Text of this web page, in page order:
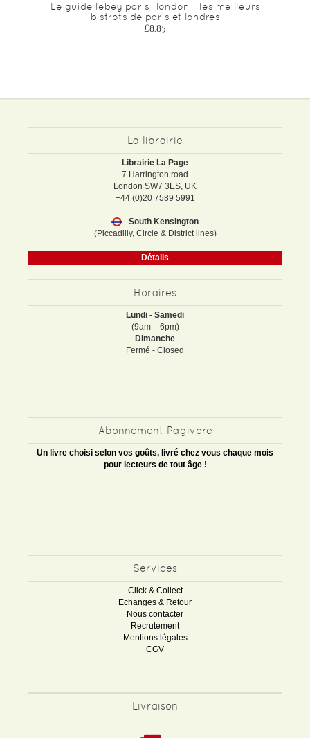
Le guide lebey paris -london - les meilleurs
bistrots de paris et londres
£8.85
La librairie
Librairie La Page
7 Harrington road
London SW7 3ES, UK
+44 (0)20 7589 5991
South Kensington
(Piccadilly, Circle & District lines)
Détails
Horaires
Lundi - Samedi
(9am – 6pm)
Dimanche
Fermé - Closed
Abonnement Pagivore
Un livre choisi selon vos goûts, livré chez vous chaque mois
pour lecteurs de tout âge !
Services
Click & Collect
Echanges & Retour
Nous contacter
Recrutement
Mentions légales
CGV
Livraison